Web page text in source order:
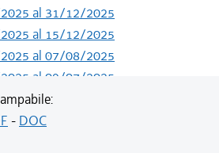
al 31/12/2025
al 15/12/2025
al 07/08/2025
al 09/07/2025
al 04/06/2025
al 13/05/2024
- DOC